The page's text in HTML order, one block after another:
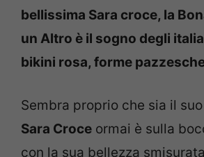
bellissima Sara croce, la
un Altro è il sogno degli
bikini rosa, forme
Sembra proprio che sia il
Sara Croce ormai è sulla
con la sua bellezza smisurata